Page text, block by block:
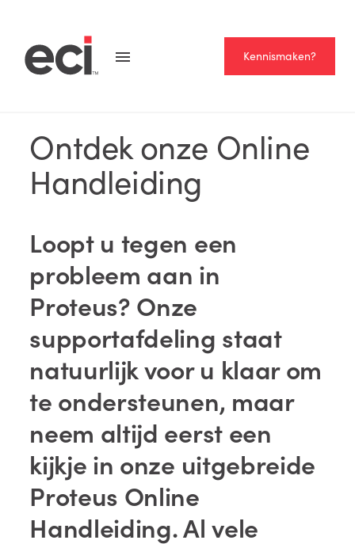
Kennismaken?
Ontdek onze Online
Handleiding
Loopt u tegen een
probleem aan in
Proteus? Onze
supportafdeling staat
natuurlijk voor u klaar om
te ondersteunen, maar
neem altijd eerst een
kijkje in onze uitgebreide
Proteus Online
Handleiding. Al vele